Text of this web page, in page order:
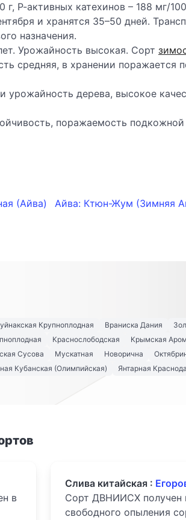
Р-активных катехинов – 188 мг/100
и хранятся 35–50 дней.
назначения.
Урожайность высокая. Сорт
средняя, в хранении поражается
и урожайность дерева, высокое
поражаемость
(Айва) Айва: Ктюн-Жум (Зимняя
Крупноплодная Враниска Дания
Краснослободская Крымская
Сусова Мускатная Новорична
Кубанская (Олимпийская) Янтарная
в
Слива китайская :
Сорт ДВНИИСХ получен
свободного опыления